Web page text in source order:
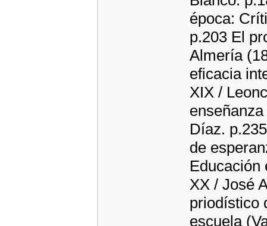
época:
p.203 El
Almería
eficacia
XIX /
Díaz.
de
Educación
XX / José
priodístico
escuela